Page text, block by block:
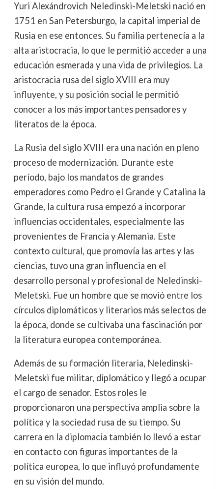
Yuri Alexándrovich Neledinski-Meletski nació en
1751 en San Petersburgo, la capital imperial de
Rusia en ese entonces. Su familia pertenecía a la
alta aristocracia, lo que le permitió acceder a una
educación esmerada y una vida de privilegios. La
aristocracia rusa del siglo XVIII era muy
influyente, y su posición social le permitió
conocer a los más importantes pensadores y
literatos de la época.
La Rusia del siglo XVIII era una nación en pleno
proceso de modernización. Durante este
período, bajo los mandatos de grandes
emperadores como Pedro el Grande y Catalina la
Grande, la cultura rusa empezó a incorporar
influencias occidentales, especialmente las
provenientes de Francia y Alemania. Este
contexto cultural, que promovía las artes y las
ciencias, tuvo una gran influencia en el
desarrollo personal y profesional de Neledinski-
Meletski. Fue un hombre que se movió entre los
círculos diplomáticos y literarios más selectos de
la época, donde se cultivaba una fascinación por
la literatura europea contemporánea.
Además de su formación literaria, Neledinski-
Meletski fue militar, diplomático y llegó a ocupar
el cargo de senador. Estos roles le
proporcionaron una perspectiva amplia sobre la
política y la sociedad rusa de su tiempo. Su
carrera en la diplomacia también lo llevó a estar
en contacto con figuras importantes de la
política europea, lo que influyó profundamente
en su visión del mundo.